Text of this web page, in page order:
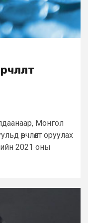
Монгол
өөрчлөлт оруулах
2021 оны